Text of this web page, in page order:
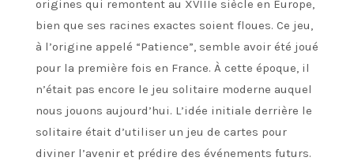
origines qui remontent au XVIIIe siècle en Europe,
bien que ses racines exactes soient floues. Ce jeu,
à l’origine appelé “Patience”, semble avoir été joué
pour la première fois en France. À cette époque, il
n’était pas encore le jeu solitaire moderne auquel
nous jouons aujourd’hui. L’idée initiale derrière le
solitaire était d’utiliser un jeu de cartes pour
diviner l’avenir et prédire des événements futurs.